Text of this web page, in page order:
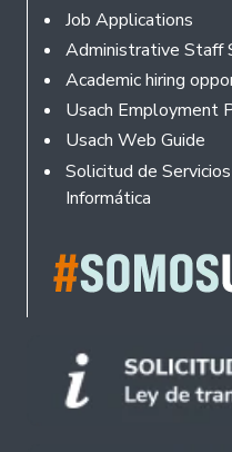
Footer
Job Applications
Administrative Staff
Academic hiring
Usach Employment
Usach Web Guide
Solicitud de
Informática